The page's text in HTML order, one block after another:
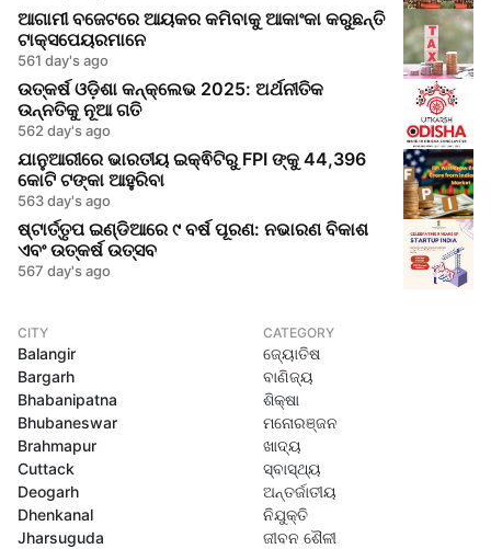
ଆଗାମୀ ବଜେଟରେ ଆୟକର କମିବାକୁ ଆକାଂକା କରୁଛନ୍ତି
ଟାକ୍ସପେୟରମାନେ
561 day's ago
ଉତ୍କର୍ଷ ଓଡ଼ିଶା କନ୍କ୍ଲେଭ 2025: ଅର୍ଥନୀତିକ
ଉନ୍ନତିକୁ ନୂଆ ଗତି
562 day's ago
ଯାନୁଆରୀରେ ଭାରତୀୟ ଇକ୍ଵିଟିରୁ FPI ଙ୍କୁ 44,396
କୋଟି ଟଙ୍କା ଆହୁରିବା
563 day's ago
ଷ୍ଟାର୍ତ୍ତୃପ ଇଣ୍ଡିଆରେ ୯ ବର୍ଷ ପୂରଣ: ନଭାରଣ ବିକାଶ
ଏବଂ ଉତ୍କର୍ଷ ଉତ୍ସବ
567 day's ago
CITY
Balangir
Bargarh
Bhabanipatna
Bhubaneswar
Brahmapur
Cuttack
Deogarh
Dhenkanal
Jharsuguda
CATEGORY
ଜ୍ୟୋତିଷ
ବାଣିଜ୍ୟ
ଶିକ୍ଷା
ମନୋରଞ୍ଜନ
ଖାଦ୍ୟ
ସ୍ବାସ୍ଥ୍ୟ
ଅନ୍ତର୍ଜାତୀୟ
ନିଯୁକ୍ତି
ଜୀବନ ଶୈଳୀ